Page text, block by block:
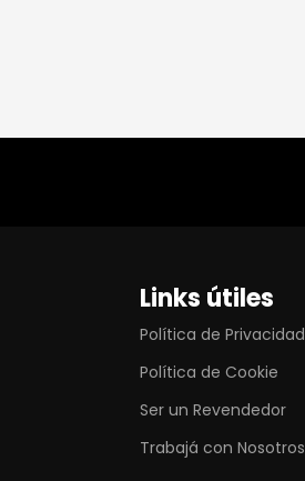
Links útiles
Política de Privacidad
Política de Cookie
Ser un Revendedor
Trabajá con Nosotros